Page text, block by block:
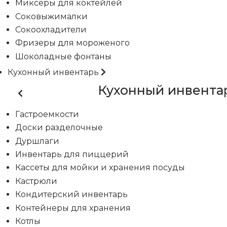
Миксеры для коктейлей
Соковыжималки
Сокоохладители
Фризеры для мороженого
Шоколадные фонтаны
Кухонный инвентарь
Кухонный
Гастроемкости
Доски разделочные
Дуршлаги
Инвентарь для пиццерий
Кассеты для мойки и хранения посуды
Кастрюли
Кондитерский инвентарь
Контейнеры для хранения
Котлы